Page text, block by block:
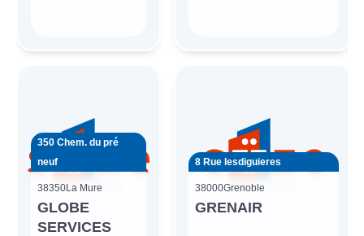
350 Chem. du pré
neuf
38350La Mure
GLOBE
SERVICES
8 Rue lesdiguieres
38000Grenoble
GRENAIR